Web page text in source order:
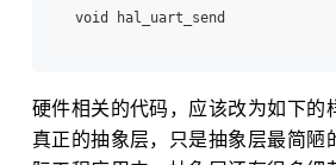
硬件相关的代码，应该改为如下的
真正的抽象层，只是抽象层最简陋